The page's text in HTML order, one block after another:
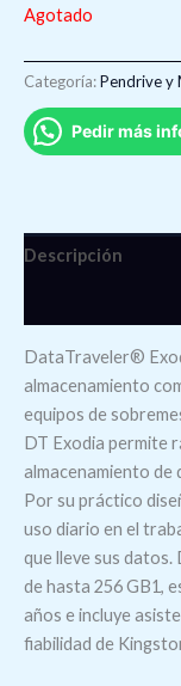
Agotado
Categoría:Pendrive y
Pedir más
Descripción
DataTraveler®
almacenamiento
equipos de
DT Exodia permite
almacenamiento de
Por su práctico
uso diario en el
que lleve sus datos.
de hasta 256 GB1,
años e incluye
fiabilidad de